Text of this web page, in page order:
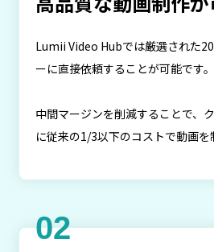
Lumii Video Hubでは厳選された
ーに直接依頼することが可能です。
中間マージンを削減することで、
に従来の1/3以下のコストで動画を
02